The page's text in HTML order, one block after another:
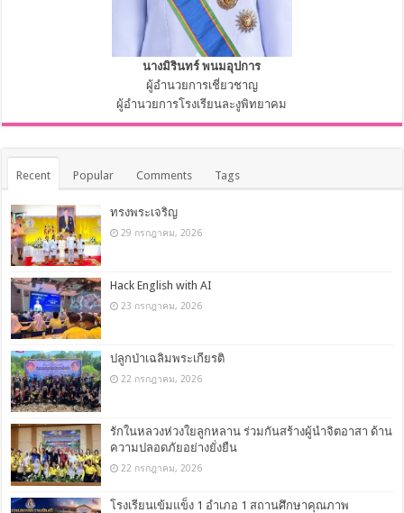
นางมิรินทร์ พนมอุปการ
ผู้อำนวยการเชี่ยวชาญ
ผู้อำนวยการโรงเรียนละงูพิทยาคม
Recent Popular Comments Tags
ทรงพระเจริญ
29 กรกฎาคม, 2026
Hack English with AI
23 กรกฎาคม, 2026
ปลูกป่าเฉลิมพระเกียรติ
22 กรกฎาคม, 2026
รักในหลวงห่วงใยลูกหลาน ร่วมกันสร้างผู้นำจิตอาสา ด้าน
ความปลอดภัยอย่างยั่งยืน
22 กรกฎาคม, 2026
โรงเรียนเข้มแข็ง 1 อำเภอ 1 สถานศึกษาคุณภาพ